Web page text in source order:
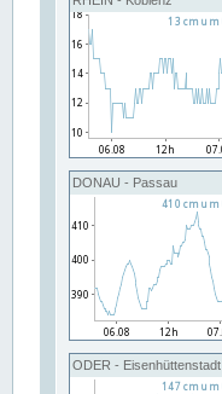
DONAU - Passau
ODER - Eisenhüttenstadt